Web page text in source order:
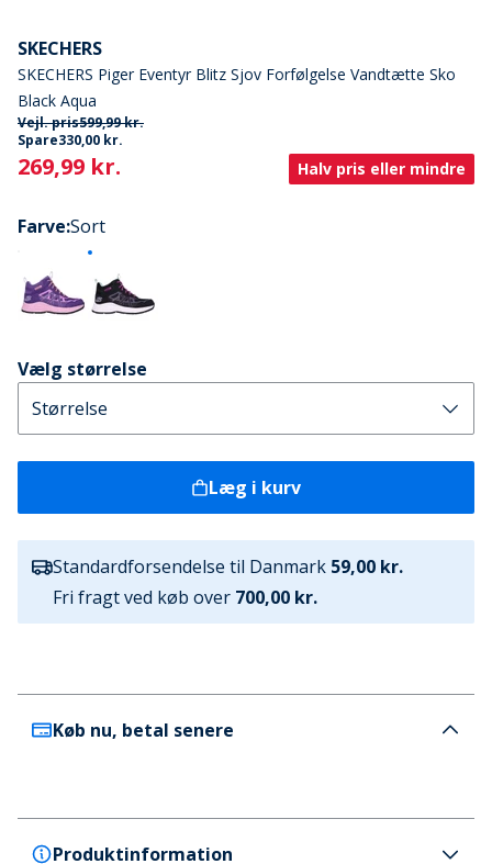
SKECHERS
SKECHERS Piger Eventyr Blitz Sjov Forfølgelse Vandtætte Sko
Black Aqua
Vejl. pris599,99 kr.
Spare330,00 kr.
Current
269,99 kr. Halv pris eller mindre
Farve:Sort
Vælg størrelse
Læg i kurv
Standardforsendelse til Danmark 59,00 kr.
Fri fragt ved køb over 700,00 kr.
Køb nu, betal senere
Produktinformation